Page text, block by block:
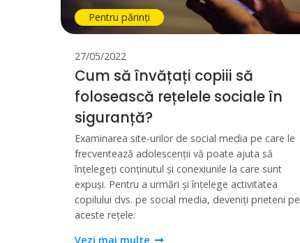
Pentru părinți
27/05/2022
Cum să învățați copiii să
folosească rețelele sociale în
siguranță?
Examinarea site-urilor de social media pe care le
frecventează adolescenții vă poate ajuta să
înțelegeți conținutul și conexiunile la care sunt
expuși. Pentru a urmări și înțelege activitatea
copilului dvs. pe social media, deveniți prieteni pe
aceste rețele.
Vezi mai multe